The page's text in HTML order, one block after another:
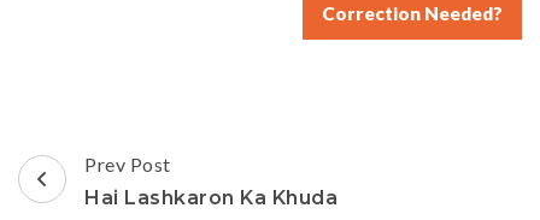
Correction Needed?
Post
Navigation
Prev Post
Hai Lashkaron Ka Khuda